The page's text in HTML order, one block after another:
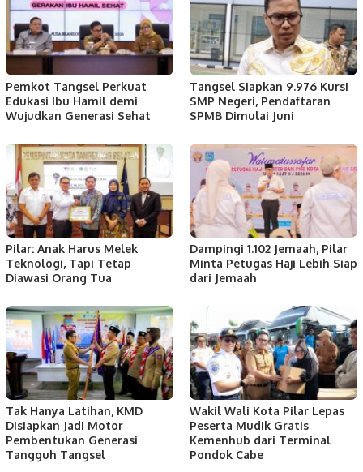
Pemkot Tangsel Perkuat
Edukasi Ibu Hamil demi
Wujudkan Generasi Sehat
Tangsel Siapkan 9.976 Kursi
SMP Negeri, Pendaftaran
SPMB Dimulai Juni
Pilar: Anak Harus Melek
Teknologi, Tapi Tetap
Diawasi Orang Tua
Dampingi 1.102 Jemaah, Pilar
Minta Petugas Haji Lebih Siap
dari Jemaah
Tak Hanya Latihan, KMD
Disiapkan Jadi Motor
Pembentukan Generasi
Tangguh Tangsel
Wakil Wali Kota Pilar Lepas
Peserta Mudik Gratis
Kemenhub dari Terminal
Pondok Cabe